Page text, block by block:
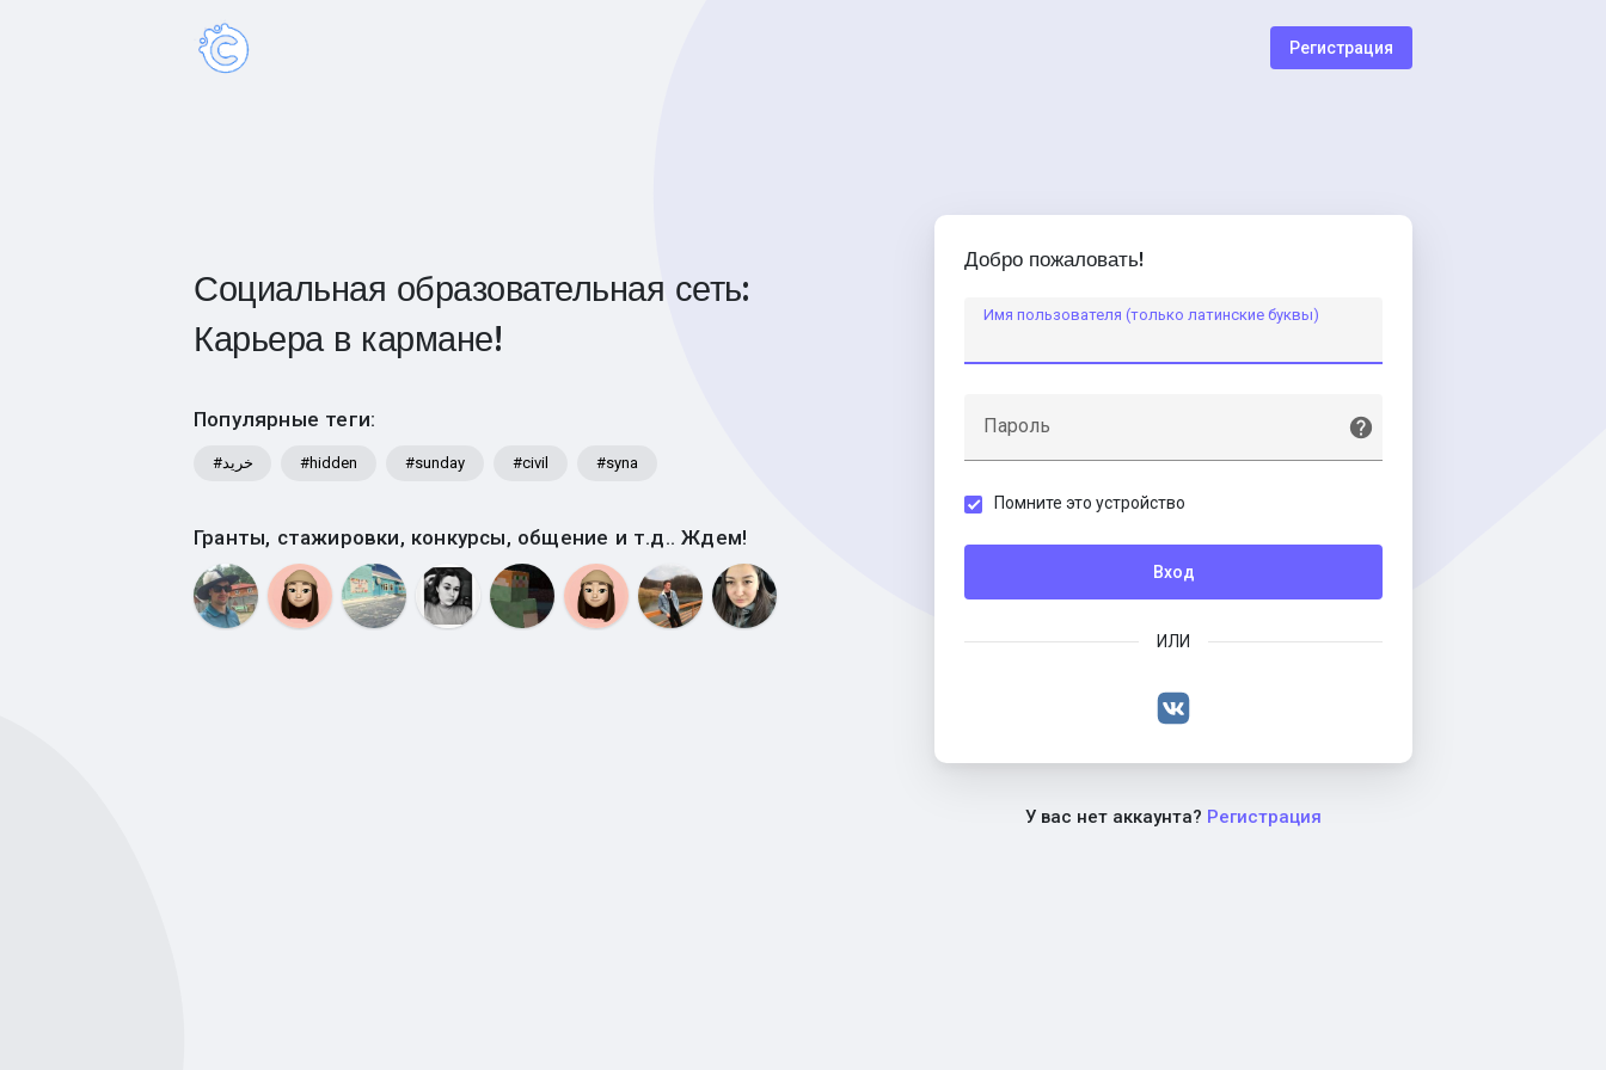
Регистрация
Социальная образовательная сеть:
Карьера в кармане!
Популярные теги:
#خرید #hidden #sunday #civil #syna
Гранты, стажировки, конкурсы, общение и т.д.. Ждем!
Добро пожаловать!
Имя пользователя (только латинские буквы)
Пароль
Помните это устройство
Вход
ИЛИ
У вас нет аккаунта? Регистрация